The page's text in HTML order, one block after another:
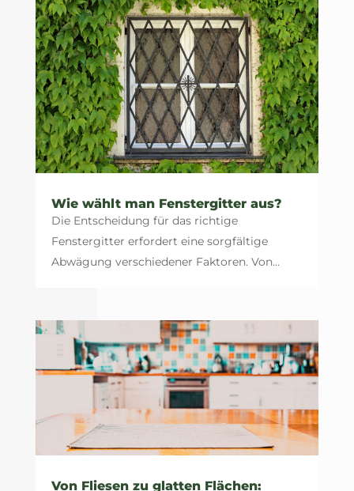
Wie wählt man Fenstergitter aus?
Die Entscheidung für das richtige
Fenstergitter erfordert eine sorgfältige
Abwägung verschiedener Faktoren. Von...
Von Fliesen zu glatten Flächen: